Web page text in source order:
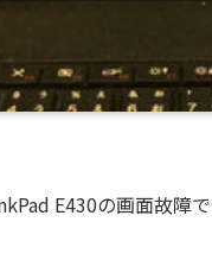
E430の画面故障